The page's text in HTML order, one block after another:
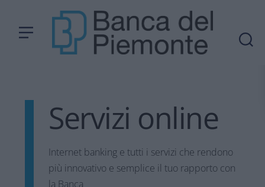
Servizi online
Internet banking e tutti i servizi che rendono
più innovativo e semplice il tuo rapporto con
la Banca